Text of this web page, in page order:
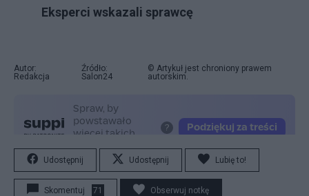
Eksperci wskazali sprawcę
Autor:
Redakcja
Źródło:
Salon24
© Artykuł jest chroniony prawem
autorskim.
Udostępnij Udostępnij Lubię to!
Skomentuj 71 Obserwuj notkę